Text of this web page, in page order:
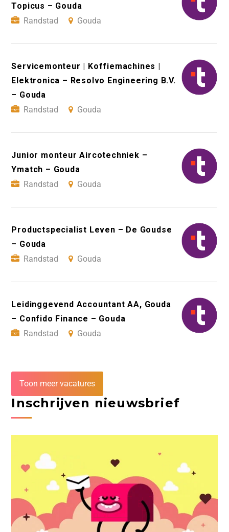
Topicus – Gouda
Randstad
Gouda
Servicemonteur | Koffiemachines |
Elektronica – Resolvo Engineering B.V.
– Gouda
Randstad
Gouda
Junior monteur Aircotechniek –
Ymatch – Gouda
Randstad
Gouda
Productspecialist Leven – De Goudse
– Gouda
Randstad
Gouda
Leidinggevend Accountant AA, Gouda
– Confido Finance – Gouda
Randstad
Gouda
Toon meer vacatures
Inschrijven nieuwsbrief